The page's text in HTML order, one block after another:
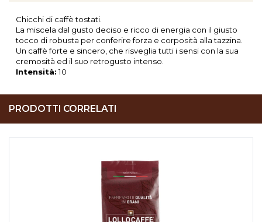
Chicchi di caffè tostati.
La miscela dal gusto deciso e ricco di energia con il giusto
tocco di robusta per conferire forza e corposità alla tazzina.
Un caffè forte e sincero, che risveglia tutti i sensi con la sua
cremosità ed il suo retrogusto intenso.
Intensità:10
PRODOTTI CORRELATI